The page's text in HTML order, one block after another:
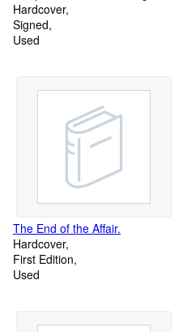
Hardcover
Signed
Used
The End of the Affair.
Hardcover
First Edition
Used